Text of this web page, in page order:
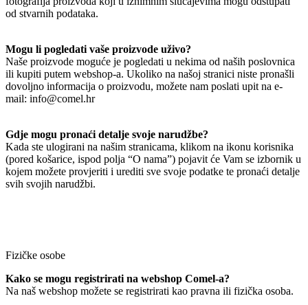
od stvarnih podataka.
Mogu li pogledati vaše proizvode uživo?
Naše proizvode moguće je pogledati u nekima od naših poslovnica
ili kupiti putem webshop-a. Ukoliko na našoj stranici niste pronašli
dovoljno informacija o proizvodu, možete nam poslati upit na e-
mail: info@comel.hr
Gdje mogu pronaći detalje svoje narudžbe?
Kada ste ulogirani na našim stranicama, klikom na ikonu korisnika
(pored košarice, ispod polja “O nama”) pojavit će Vam se izbornik u
kojem možete provjeriti i urediti sve svoje podatke te pronaći detalje
svih svojih narudžbi.
Fizičke osobe
Kako se mogu registrirati na webshop Comel-a?
Na naš webshop možete se registrirati kao pravna ili fizička osoba.